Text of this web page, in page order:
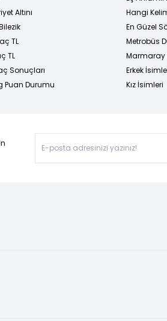
Altını
TL
TL
Sonuçları
Puan Durumu
Hangi
En Güzel
Metrobüs
Marmaray
Erkek
Kız İsimleri